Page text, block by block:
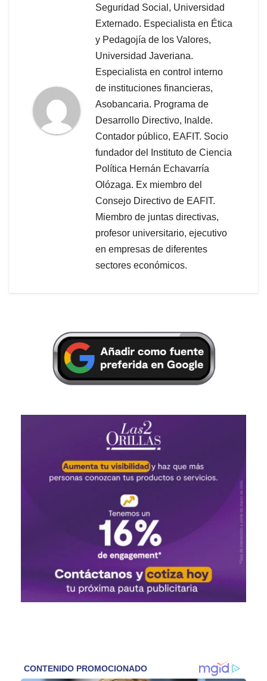
Seguridad Social, Universidad
Externado. Especialista en Ética
y Pedagojía de los Valores,
Universidad Javeriana.
Especialista en control interno
de instituciones financieras,
Asobancaria. Programa de
Desarrollo Directivo, Inalde.
Contador público, EAFIT. Socio
fundador del Instituto de Ciencia
Política Hernán Echavarría
Olózaga. Ex miembro del
Consejo Directivo de EAFIT.
Miembro de juntas directivas,
profesor universitario, ejecutivo
en empresas de diferentes
sectores económicos.